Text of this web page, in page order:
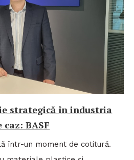
strategică în industria
BASF
într-un moment de cotitură.